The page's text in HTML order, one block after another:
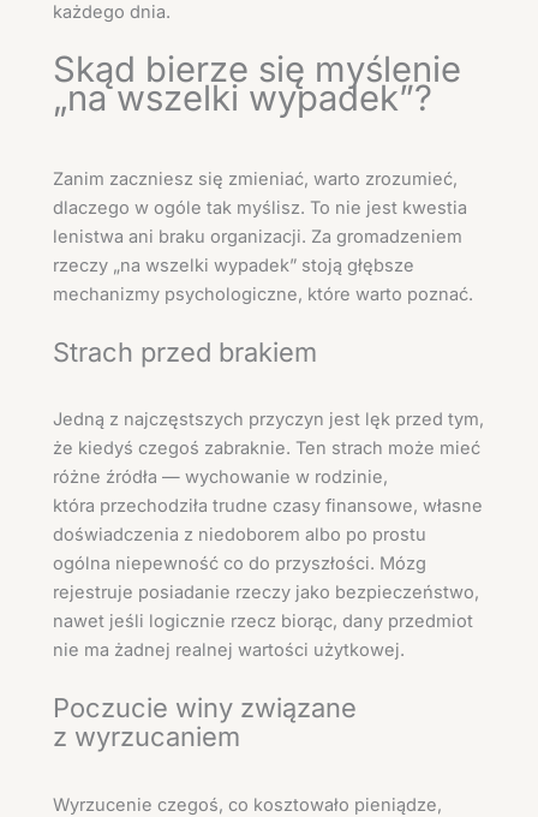
każdego dnia.
Skąd bierze się myślenie
„na wszelki wypadek”?
Zanim zaczniesz się zmieniać, warto zrozumieć,
dlaczego w ogóle tak myślisz. To nie jest kwestia
lenistwa ani braku organizacji. Za gromadzeniem
rzeczy „na wszelki wypadek” stoją głębsze
mechanizmy psychologiczne, które warto poznać.
Strach przed brakiem
Jedną z najczęstszych przyczyn jest lęk przed tym,
że kiedyś czegoś zabraknie. Ten strach może mieć
różne źródła — wychowanie w rodzinie,
która przechodziła trudne czasy finansowe, własne
doświadczenia z niedoborem albo po prostu
ogólna niepewność co do przyszłości. Mózg
rejestruje posiadanie rzeczy jako bezpieczeństwo,
nawet jeśli logicznie rzecz biorąc, dany przedmiot
nie ma żadnej realnej wartości użytkowej.
Poczucie winy związane
z wyrzucaniem
Wyrzucenie czegoś, co kosztowało pieniądze,